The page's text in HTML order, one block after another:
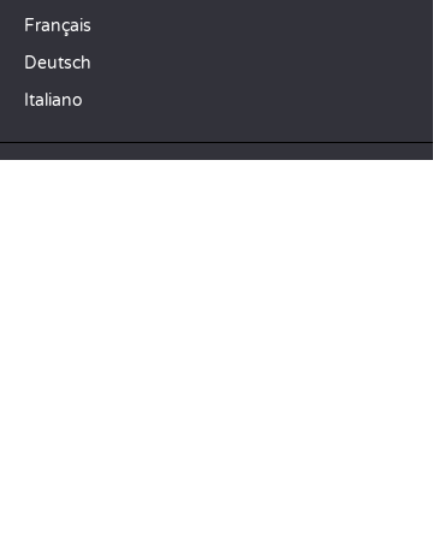
Français
Deutsch
Italiano